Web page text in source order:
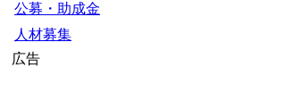
公募・助成金
人材募集
広告